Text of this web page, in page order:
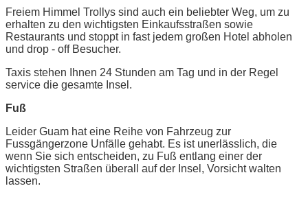
Freiem Himmel Trollys sind auch ein beliebter Weg, um zu
erhalten zu den wichtigsten Einkaufsstraßen sowie
Restaurants und stoppt in fast jedem großen Hotel abholen
und drop - off Besucher.
Taxis stehen Ihnen 24 Stunden am Tag und in der Regel
service die gesamte Insel.
Fuß
Leider Guam hat eine Reihe von Fahrzeug zur
Fussgängerzone Unfälle gehabt. Es ist unerlässlich, die
wenn Sie sich entscheiden, zu Fuß entlang einer der
wichtigsten Straßen überall auf der Insel, Vorsicht walten
lassen.